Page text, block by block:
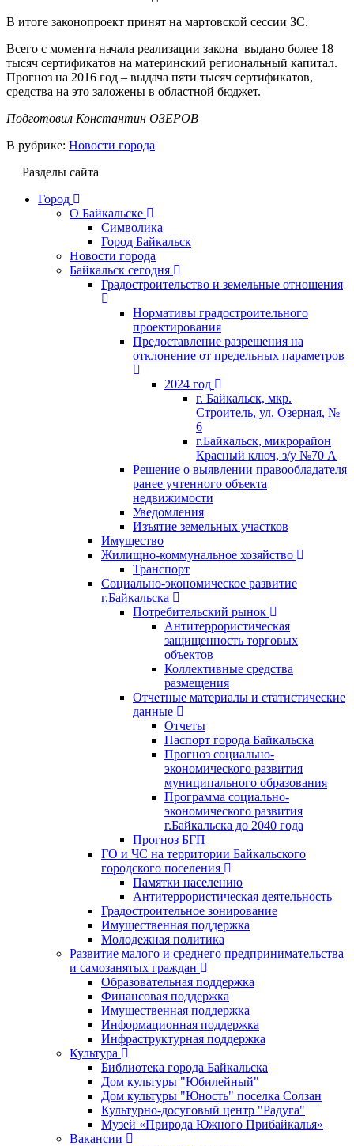
В итоге законопроект принят на мартовской сессии ЗС.
Всего с момента начала реализации закона выдано более 18
тысяч сертификатов на материнский региональный капитал.
Прогноз на 2016 год – выдача пяти тысяч сертификатов,
средства на это заложены в областной бюджет.
Подготовил Константин ОЗЕРОВ
В рубрике: Новости города
Разделы сайта
Город
О Байкальске
Символика
Город Байкальск
Новости города
Байкальск сегодня
Градостроительство и земельные отношения
Нормативы градостроительного
проектирования
Предоставление разрешения на
отклонение от предельных параметров
2024 год
г. Байкальск, мкр.
Строитель, ул. Озерная, №
6
г.Байкальск, микрорайон
Красный ключ, з/у №70 А
Решение о выявлении правообладателя
ранее учтенного объекта
недвижимости
Уведомления
Изъятие земельных участков
Имущество
Жилищно-коммунальное хозяйство
Транспорт
Социально-экономическое развитие
г.Байкальска
Потребительский рынок
Антитеррористическая
защищенность торговых
объектов
Коллективные средства
размещения
Отчетные материалы и статистические
данные
Отчеты
Паспорт города Байкальска
Прогноз социально-
экономического развития
муниципального образования
Программа социально-
экономического развития
г.Байкальска до 2040 года
Прогноз БГП
ГО и ЧС на территории Байкальского
городского поселения
Памятки населению
Антитеррористическая деятельность
Градостроительное зонирование
Имущественная поддержка
Молодежная политика
Развитие малого и среднего предпринимательства
и самозанятых граждан
Образовательная поддержка
Финансовая поддержка
Имущественная поддержка
Информационная поддержка
Инфраструктурная поддержка
Культура
Библиотека города Байкальска
Дом культуры "Юбилейный"
Дом культуры "Юность" поселка Солзан
Культурно-досуговый центр "Радуга"
Музей «Природа Южного Прибайкалья»
Вакансии